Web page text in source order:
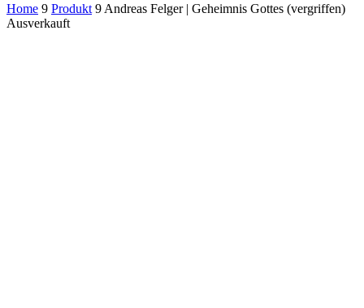
Home 9 Produkt 9 Andreas Felger | Geheimnis Gottes (vergriffen)
Ausverkauft